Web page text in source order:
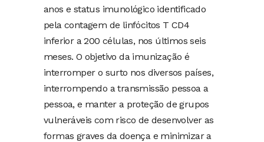
anos e status imunológico identificado
pela contagem de linfócitos T CD4
inferior a 200 células, nos últimos seis
meses. O objetivo da imunização é
interromper o surto nos diversos países,
interrompendo a transmissão pessoa a
pessoa, e manter a proteção de grupos
vulneráveis com risco de desenvolver as
formas graves da doença e minimizar a